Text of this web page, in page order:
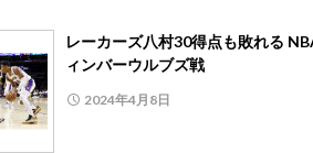
レーカーズ八村30得点も敗れる
ィンバーウルブズ戦
2024年4月8日